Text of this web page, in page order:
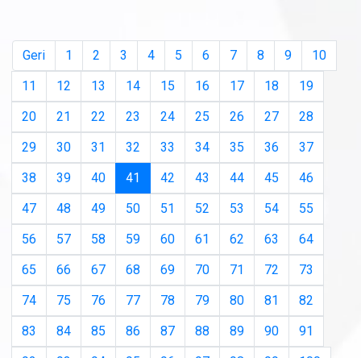
Geri 1 2 3 4 5 6 7 8 9
10
11
12 13 14 15 16 17 18
19
20
21 22 23 24 25 26 27
28
29
30 31 32 33 34 35 36
37
38
39 40 41 (current)
42 43 44 45
46
47
48 49 50 51 52 53 54
55
56
57 58 59 60 61 62 63
64
65
66 67 68 69 70 71 72
73
74
75 76 77 78 79 80 81
82
83
84 85 86 87 88 89 90
91